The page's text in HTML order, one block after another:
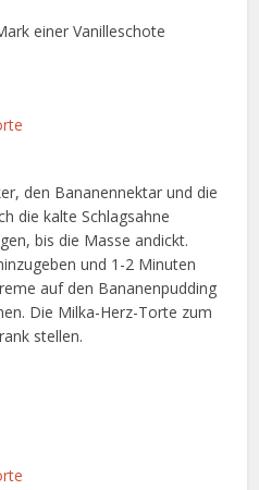
einer Vanilleschote
den Bananennektar und die
die kalte Schlagsahne
bis die Masse andickt.
und 1-2 Minuten
auf den Bananenpudding
Die Milka-Herz-Torte zum
stellen.